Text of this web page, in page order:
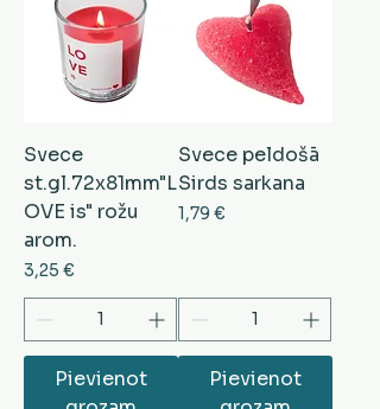
Svece
st.gl.72x81mm"L
OVE is" rožu
arom.
Cena
3,25 €
Pievienot
Svece peldošā
Sirds sarkana
Cena
1,79 €
Pievienot